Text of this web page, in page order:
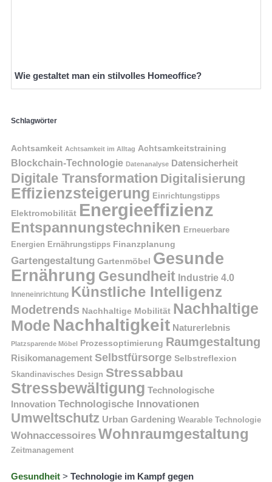
Wie gestaltet man ein stilvolles Homeoffice?
Schlagwörter
Achtsamkeit Achtsamkeit im Alltag Achtsamkeitstraining
Blockchain-Technologie Datenanalyse Datensicherheit
Digitale Transformation Digitalisierung
Effizienzsteigerung Einrichtungstipps
Elektromobilität Energieeffizienz
Entspannungstechniken Erneuerbare
Energien Ernährungstipps Finanzplanung
Gartengestaltung Gartenmöbel Gesunde
Ernährung Gesundheit Industrie 4.0
Inneneinrichtung Künstliche Intelligenz
Modetrends Nachhaltige Mobilität Nachhaltige
Mode Nachhaltigkeit Naturerlebnis
Platzsparende Möbel Prozessoptimierung Raumgestaltung
Risikomanagement Selbstfürsorge Selbstreflexion
Skandinavisches Design Stressabbau
Stressbewältigung Technologische
Innovation Technologische Innovationen
Umweltschutz Urban Gardening Wearable Technologie
Wohnaccessoires Wohnraumgestaltung
Zeitmanagement
Gesundheit > Technologie im Kampf gegen